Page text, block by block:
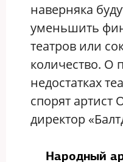
наверняка
уменьшить
театров или
количество. О
недостатках
спорят артист
директор
Народный